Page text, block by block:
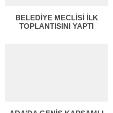
BELEDİYE MECLİSİ İLK
TOPLANTISINI YAPTI